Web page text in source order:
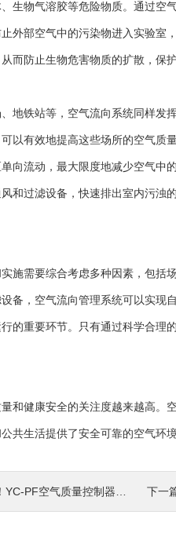
生物气溶胶等危险物质。通过
外部空气中的污染物进入实验
而防止生物危害物质的扩散，保
铁站等，空气流向系统同样发
以有效地提高这些场所的空气
向流动，最大限度地减少空气中
和过滤设备，快速排出室内污
需要综合考虑多种因素，包括
备，空气流向管理系统可以实现
的重要环节。只有通过科学合
健康安全的关注度越来越高。空
共生活提供了安全可靠的空气环
量控制器的分区监测与集中管控方案 下一